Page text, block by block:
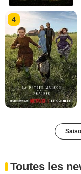
4
Toutes les